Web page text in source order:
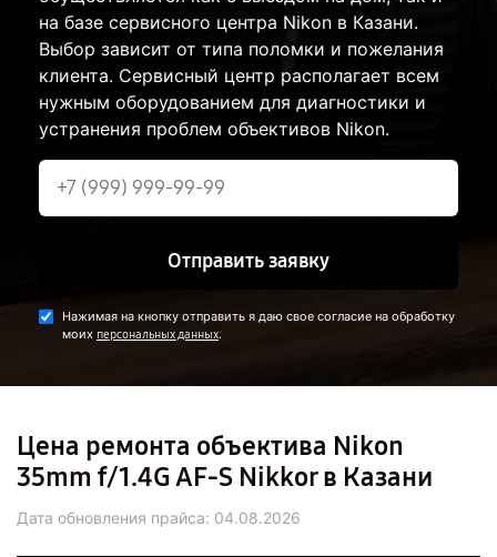
на базе сервисного центра Nikon в Казани.
Выбор зависит от типа поломки и пожелания
клиента. Сервисный центр располагает всем
нужным оборудованием для диагностики и
устранения проблем объективов Nikon.
Отправить заявку
Нажимая на кнопку отправить я даю свое согласие на обработку
моих персональных данных.
Цена ремонта объектива Nikon
35mm f/1.4G AF-S Nikkor в Казани
Дата обновления прайса: 04.08.2026